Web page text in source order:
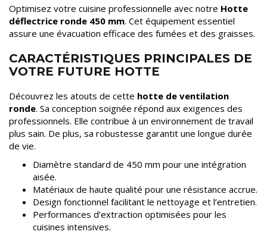
Optimisez votre cuisine professionnelle avec notre Hotte
déflectrice ronde 450 mm. Cet équipement essentiel
assure une évacuation efficace des fumées et des graisses.
CARACTÉRISTIQUES PRINCIPALES DE
VOTRE FUTURE HOTTE
Découvrez les atouts de cette hotte de ventilation
ronde. Sa conception soignée répond aux exigences des
professionnels. Elle contribue à un environnement de travail
plus sain. De plus, sa robustesse garantit une longue durée
de vie.
Diamètre standard de 450 mm pour une intégration
aisée.
Matériaux de haute qualité pour une résistance accrue.
Design fonctionnel facilitant le nettoyage et l’entretien.
Performances d’extraction optimisées pour les
cuisines intensives.